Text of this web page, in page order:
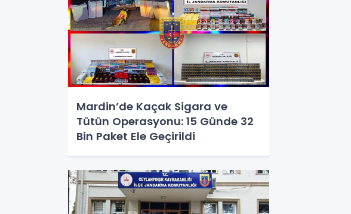
Mardin’de Kaçak Sigara ve
Tütün Operasyonu: 15 Günde 32
Bin Paket Ele Geçirildi